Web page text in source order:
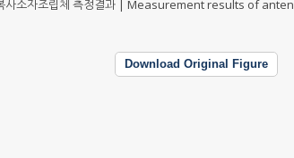
사소자조립체 측정결과 | Measurement results of
Download Original Figure